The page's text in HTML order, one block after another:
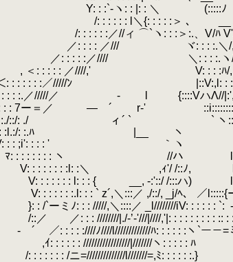
ヽ: : |: : ＼ (:::::ﾉ ,
: l＼{: : : : :＞ 、 __ , ≦
／//ィ ⌒`ヽ: : :＞:.、V/ﾊ V', ゝ
／/// ヾ: : : :.＼/,ﾊ Vl ヽ
: :／//// ＼: : : :.ヽ/} ｲ ,
: : : ／////,' V: : : :ﾊ/, l
: : : : : : :／/////ﾝ |::V:,l: : :}/,
: : : :.／/////／ - l {::::VハΛ//|:', }
: : : : : 7ー＝／ ― ´ r-' ゝ
ｨ: : : : :./::/: ./ ィ´ ` ` ヽ
l: : : : :l.:/: :.ﾊ |__ ヽ ／::::::::::-
;i': : : : '
｀ヽ
: : : : : ヽ //ハ l:::::::::::::j ヽ
: : : :l: :＼ ,ｨ'/ /::ﾉ,
: : l: : : { __, -:'::/ /:::ハ) l:::::::/
:.l: : : ` z´,＼:::／ ,/::/, _j/ﾍ、 ／l:::::{
ﾉ: : : /////,＼::::／ _l////////iV: : : : : : `: .
: ////////|./-’-'///|////,'|: : : : : : : : : :: : : :
: :////ﾉ////l/////////////ﾊ: : : : : :ヽ`ー－=ミ
: /////////////////|///////ヽ: : : : : ﾊ
/ニ=//////////////l///////=,ﾐ: : : : : :.}